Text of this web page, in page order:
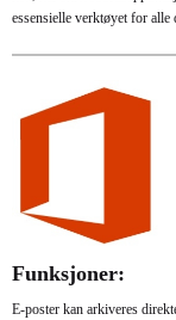
essensielle verktøyet for alle
Funksjoner:
E-poster kan arkiveres